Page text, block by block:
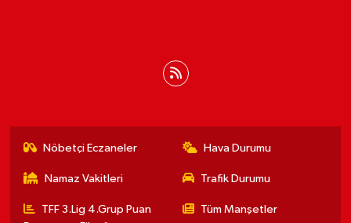
Nöbetçi Eczaneler Hava Durumu
Namaz Vakitleri Trafik Durumu
TFF 3.Lig 4.Grup Puan
Tüm Manşetler